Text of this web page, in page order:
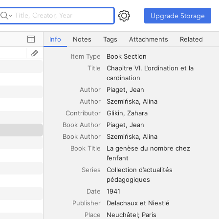
Upgrade Storage Upgrade Storage
Chapitre VI. L’ordination et la cardination
Info Notes Tags Attachments Related
Item Type
Book Section
Title
Chapitre VI. L’ordination et la
cardination
Author
Piaget Jean
Author
Szemińska Alina
Contributor
Glikin Zahara
Book Author
Piaget Jean
Book Author
Szemińska Alina
Book Title
La genèse du nombre chez
l’enfant
Series
Collection d’actualités
pédagogiques
Date
1941
Publisher
Delachaux et Niestlé
Place
Neuchâtel; Paris